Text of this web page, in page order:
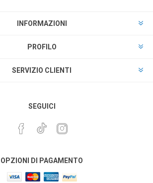
INFORMAZIONI
PROFILO
SERVIZIO CLIENTI
SEGUICI
OPZIONI DI PAGAMENTO